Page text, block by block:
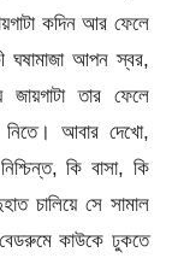
কদিন আর ফেলে
ঘষামাজা আপন স্বর,
তার ফেলে
নিতে। আবার দেখো,
কি বাসা, কি
চালিয়ে সে সামাল
কাউকে ঢুকতে